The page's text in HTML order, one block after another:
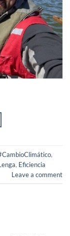
,
, Eficiencia
Leave a comment